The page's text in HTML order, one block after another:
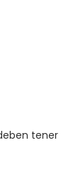
tener